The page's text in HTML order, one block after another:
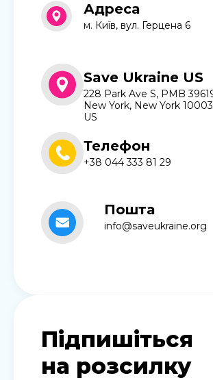
Адреса
м. Київ, вул. Герцена 6
Save Ukraine US
228 Park Ave S, PMB
New York, New York
US
Телефон
+38 044 333 81 29
Пошта
info@saveukraine.org
Підпишіться
на розсилку